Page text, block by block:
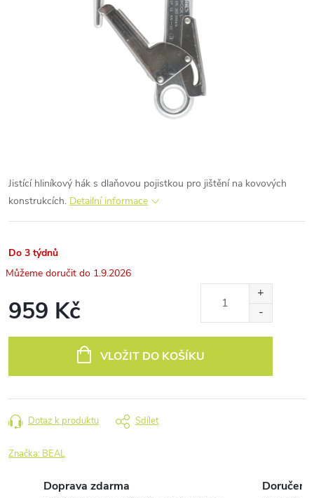
Jistící hliníkový hák s dlaňovou pojistkou pro jištění na kovových
konstrukcích. Detailní informace
Do 3 týdnů
1.9.2026
959 Kč
VLOŽIT DO KOŠÍKU
Dotaz k produktu Sdílet
Značka: BEAL
Doprava zdarma Doručení